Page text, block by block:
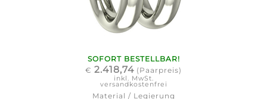
SOFORT BESTELLBAR!
€ 2.418,74 (Paarpreis)
inkl. MwSt.
versandkostenfrei
Material / Legierung